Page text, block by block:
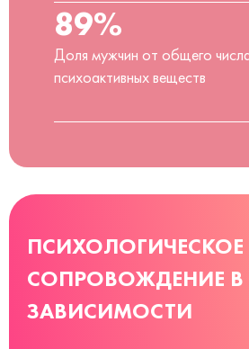
89%
Доля мужчин от общего
психоактивных веществ
ПСИХОЛОГИЧЕСКОЕ
СОПРОВОЖДЕНИЕ В
ЗАВИСИМОСТИ